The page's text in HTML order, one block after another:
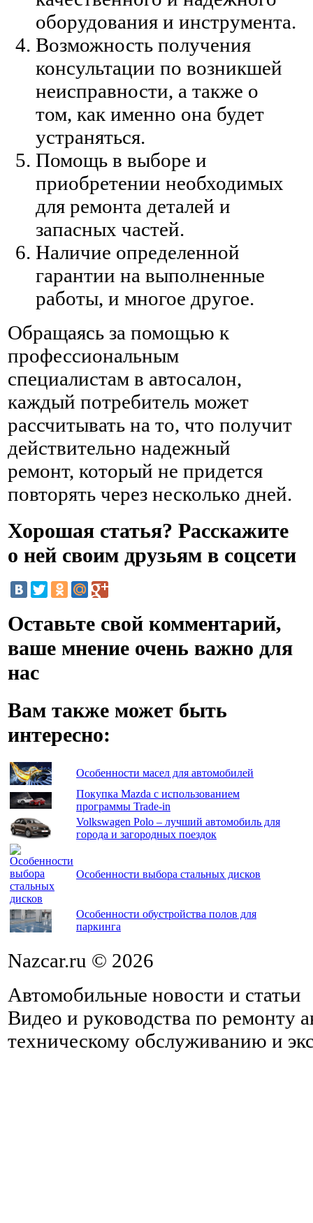
оборудования и инструмента.
Возможность получения
консультации по возникшей
неисправности, а также о
том, как именно она будет
устраняться.
Помощь в выборе и
приобретении необходимых
для ремонта деталей и
запасных частей.
Наличие определенной
гарантии на выполненные
работы, и многое другое.
Обращаясь за помощью к
профессиональным
специалистам в автосалон,
каждый потребитель может
рассчитывать на то, что получит
действительно надежный
ремонт, который не придется
повторять через несколько дней.
Хорошая статья? Расскажите
о ней своим друзьям в соцсети
Оставьте свой комментарий,
ваше мнение очень важно для
нас
Вам также может быть
интересно:
Особенности масел для автомобилей
Покупка Маzda с использованием
программы Trade-in
Volkswagen Polo – лучший автомобиль для
города и загородных поездок
Особенности выбора стальных дисков
Особенности обустройства полов для
паркинга
Nazcar.ru © 2026
Автомобильные новости и статьи
Видео и руководства по ремонту
техническому обслуживанию и